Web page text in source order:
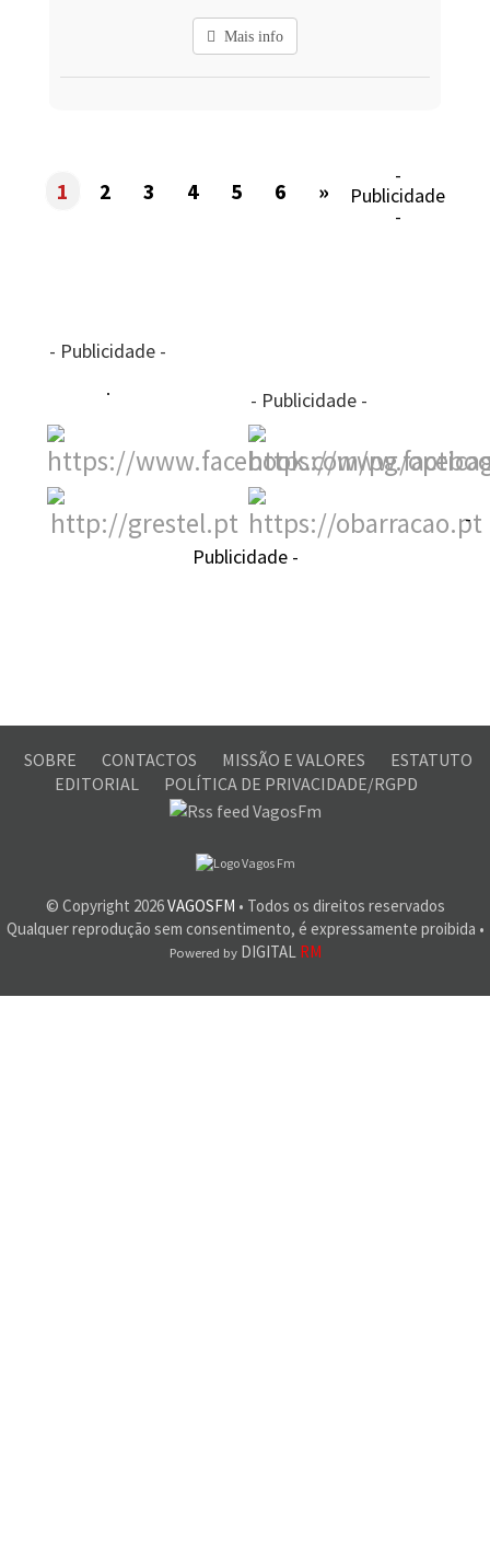
Mais info
1 2 3 4 5 6 »
-
Publicidade
-
- Publicidade -
- Publicidade -
-
Publicidade -
SOBRE CONTACTOS MISSÃO E VALORES
ESTATUTO
EDITORIAL
POLÍTICA DE PRIVACIDADE/RGPD
© Copyright 2026VAGOSFM • Todos os direitos reservados
Qualquer reprodução sem consentimento, é expressamente proibida •
Powered byDIGITAL RM